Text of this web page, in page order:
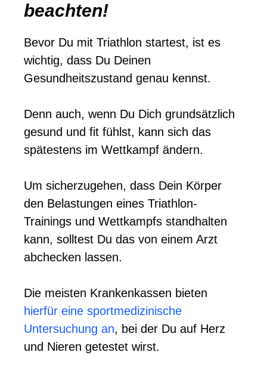
beachten!
Bevor Du mit Triathlon startest, ist es
wichtig, dass Du Deinen
Gesundheitszustand genau kennst.
Denn auch, wenn Du Dich grundsätzlich
gesund und fit fühlst, kann sich das
spätestens im Wettkampf ändern.
Um sicherzugehen, dass Dein Körper
den Belastungen eines Triathlon-
Trainings und Wettkampfs standhalten
kann, solltest Du das von einem Arzt
abchecken lassen.
Die meisten Krankenkassen bieten
hierfür eine sportmedizinische
Untersuchung an, bei der Du auf Herz
und Nieren getestet wirst.